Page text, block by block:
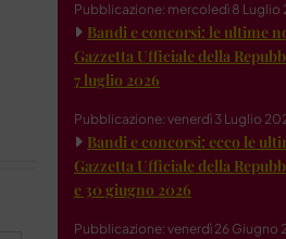
Pubblicazione: mercoledì 8 Luglio
Bandi e concorsi: le ultime
Gazzetta Ufficiale della
7 luglio 2026
Pubblicazione: venerdì 3 Luglio
Bandi e concorsi: ecco le
Gazzetta Ufficiale della
e 30 giugno 2026
Pubblicazione: venerdì 26 Giugno